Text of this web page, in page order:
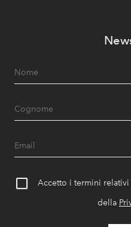
Accetto i termini
della